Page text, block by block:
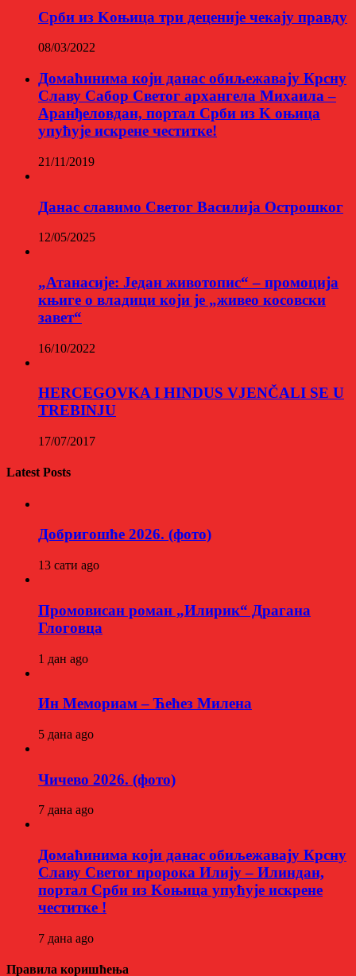
Срби из Kоњица три деценије чекају правду
08/03/2022
Домаћинима који данас обиљежавају Крсну
Славу Сабор Светог архангела Михаила –
Аранђеловдан, портал Срби из K оњица
упућује искрене честитке!
21/11/2019
Данас славимо Светог Василија Острошког
12/05/2025
„Атанасије: Један животопис“ – промоција
књиге о владици који је „живео косовски
завет“
16/10/2022
HERCEGOVKA I HINDUS VJENČALI SE U
TREBINJU
17/07/2017
Latest Posts
Добригошће 2026. (фото)
13 сати ago
Промовисан роман „Илирик“ Драгана
Глоговца
1 дан ago
Ин Мемориам – Ћећез Милена
5 дана ago
Чичево 2026. (фото)
7 дана ago
Домаћинима који данас обиљежавају Крсну
Славу Светог пророка Илију – Илиндан,
портал Срби из Kоњица упућује искрене
честитке !
7 дана ago
Правила коришћења